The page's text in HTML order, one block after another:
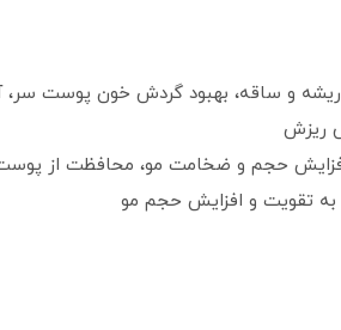
و ساقه، بهبود گردش خون پوست سر،
ریزش
افزایش حجم و ضخامت مو، محافظت از
به تقویت و افزایش حجم مو